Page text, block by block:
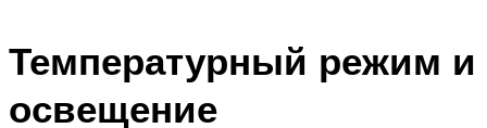
Температурный режим и
освещение